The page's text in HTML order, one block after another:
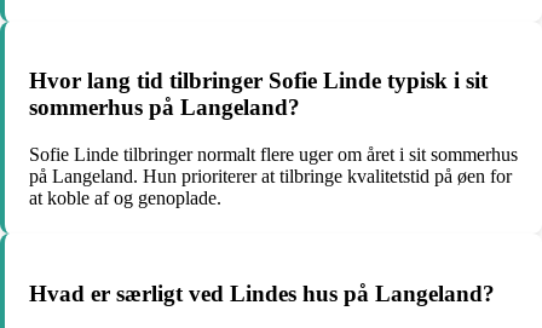
Hvor lang tid tilbringer Sofie Linde typisk i sit
sommerhus på Langeland?
Sofie Linde tilbringer normalt flere uger om året i sit sommerhus
på Langeland. Hun prioriterer at tilbringe kvalitetstid på øen for
at koble af og genoplade.
Hvad er særligt ved Lindes hus på Langeland?